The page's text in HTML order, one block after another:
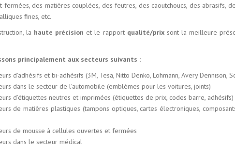
des matières couplées, des feutres, des caoutchoucs, des abrasifs,
fines, etc.
la haute précision et le rapport qualité/prixsont la meilleure
principalement aux secteurs suivants :
d’adhésifs et bi-adhésifs (3M, Tesa, Nitto Denko, Lohmann, Avery Dennison,
dans le secteur de l’automobile (emblèmes pour les voitures, joints)
d’étiquettes neutres et imprimées (étiquettes de prix, codes barre, adhésifs)
de matières plastiques (tampons optiques, cartes électroniques,
de mousse à cellules ouvertes et fermées
dans le secteur médical